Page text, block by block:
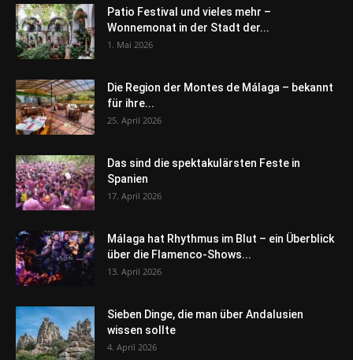
Patio Festival und vieles mehr –
Wonnemonat in der Stadt der...
1. Mai 2026
Die Region der Montes de Málaga – bekannt
für ihre...
25. April 2026
Das sind die spektakulärsten Feste in
Spanien
17. April 2026
Málaga hat Rhythmus im Blut – ein Überblick
über die Flamenco-Shows...
13. April 2026
Sieben Dinge, die man über Andalusien
wissen sollte
4. April 2026